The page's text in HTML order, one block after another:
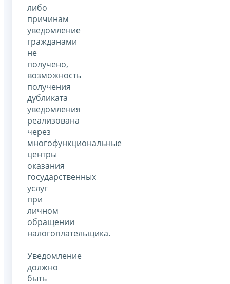
либо
причинам
уведомление
гражданами
не
получено,
возможность
получения
дубликата
уведомления
реализована
через
многофункциональные
центры
оказания
государственных
услуг
при
личном
обращении
налогоплательщика.
Уведомление
должно
быть